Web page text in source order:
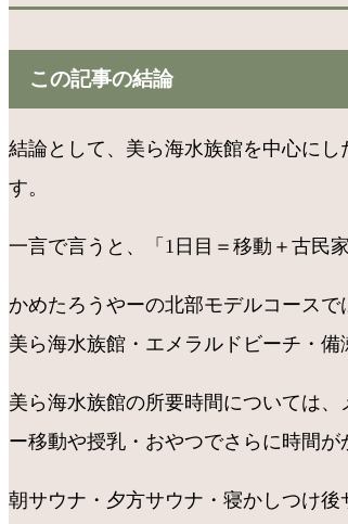
この記事の結論
結論として、美ら海水族館を中心に
す。
一言で言うと、「1日目＝移動＋古民
かめたろうやーの北部モデルコース
美ら海水族館・エメラルドビーチ・
美ら海水族館の所要時間については
ー移動や授乳・おやつでさらに時間が
朝サウナ・夕方サウナ・寝かしつけ